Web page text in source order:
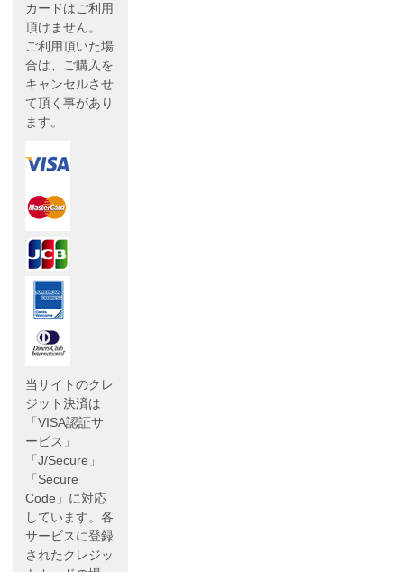
カードはご利用
頂けません。
ご利用頂いた場
合は、ご購入を
キャンセルさせ
て頂く事があり
ます。
当サイトのクレ
ジット決済は
「VISA認証サ
ービス」
「J/Secure」
「Secure
Code」に対応
しています。各
サービスに登録
されたクレジッ